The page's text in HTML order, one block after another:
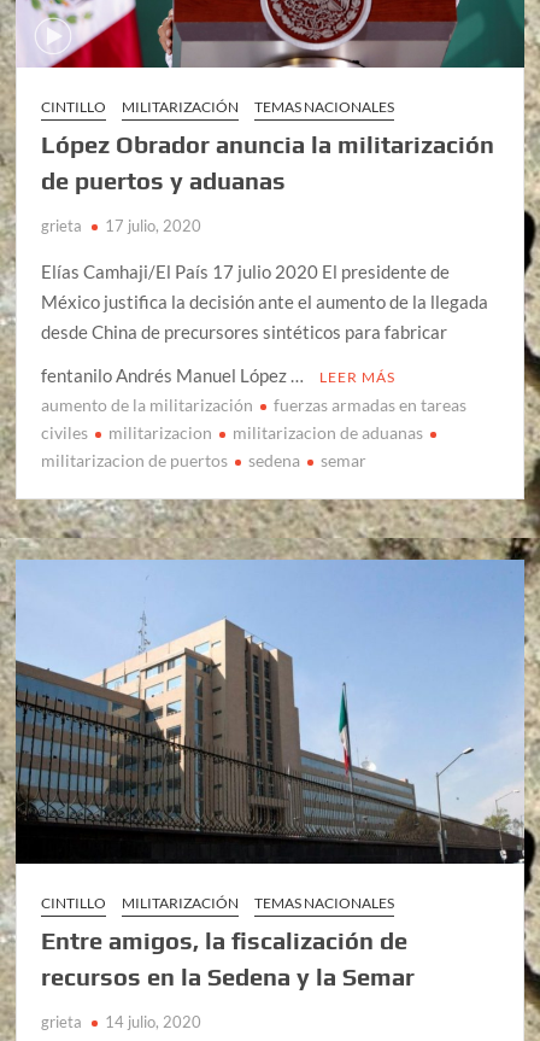
CINTILLO MILITARIZACIÓN TEMAS NACIONALES
López Obrador anuncia la militarización
de puertos y aduanas
grieta 17 julio, 2020
Elías Camhaji/El País 17 julio 2020 El presidente de
México justifica la decisión ante el aumento de la llegada
desde China de precursores sintéticos para fabricar
fentanilo Andrés Manuel López …
LEER MÁS
aumento de la militarización
fuerzas armadas en tareas
civiles
militarizacion
militarizacion de aduanas
militarizacion de puertos
sedena semar
CINTILLO MILITARIZACIÓN TEMAS NACIONALES
Entre amigos, la fiscalización de
recursos en la Sedena y la Semar
grieta 14 julio, 2020